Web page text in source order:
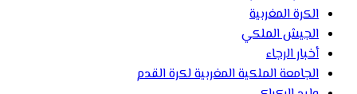
الكرة المغربية
الجيش الملكي
أخبار الرجاء
الجامعة الملكية المغربية لكرة القدم